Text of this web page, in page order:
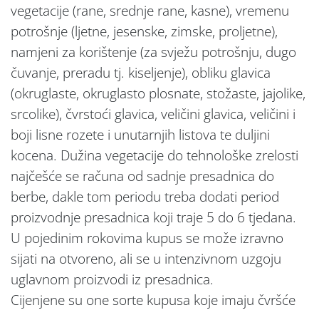
vegetacije (rane, srednje rane, kasne), vremenu
potrošnje (ljetne, jesenske, zimske, proljetne),
namjeni za korištenje (za svježu potrošnju, dugo
čuvanje, preradu tj. kiseljenje), obliku glavica
(okruglaste, okruglasto plosnate, stožaste, jajolike,
srcolike), čvrstoći glavica, veličini glavica, veličini i
boji lisne rozete i unutarnjih listova te duljini
kocena. Dužina vegetacije do tehnološke zrelosti
najčešće se računa od sadnje presadnica do
berbe, dakle tom periodu treba dodati period
proizvodnje presadnica koji traje 5 do 6 tjedana.
U pojedinim rokovima kupus se može izravno
sijati na otvoreno, ali se u intenzivnom uzgoju
uglavnom proizvodi iz presadnica.
Cijenjene su one sorte kupusa koje imaju čvršće